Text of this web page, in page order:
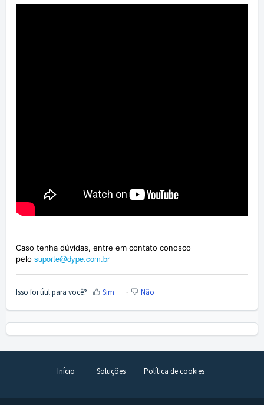
Caso tenha dúvidas, entre em contato conosco
pelo suporte@dype.com.br
Isso foi útil para você? Sim Não
Início Soluções Política de cookies